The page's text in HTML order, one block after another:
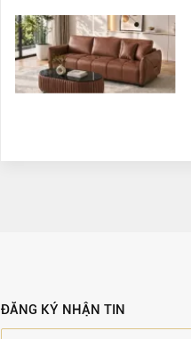
ĐĂNG KÝ NHẬN TIN